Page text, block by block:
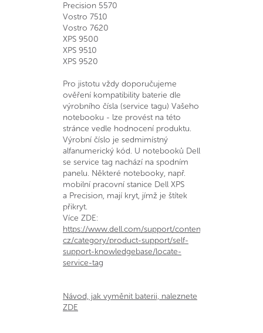
Precision 5570
Vostro 7510
Vostro 7620
XPS 9500
XPS 9510
XPS 9520
Pro jistotu vždy doporučujeme
ověření kompatibility baterie dle
výrobního čísla (service tagu) Vašeho
notebooku - lze provést na této
stránce vedle hodnocení produktu.
Výrobní číslo je sedmimístný
alfanumerický kód. U notebooků Dell
se service tag nachází na spodním
panelu. Některé notebooky, např.
mobilní pracovní stanice Dell XPS
a Precision, mají kryt, jímž je štítek
přikryt.
Více ZDE:
https://www.dell.com/support/contents/cs-
cz/category/product-support/self-
support-knowledgebase/locate-
service-tag
Návod, jak vyměnit baterii, naleznete
ZDE